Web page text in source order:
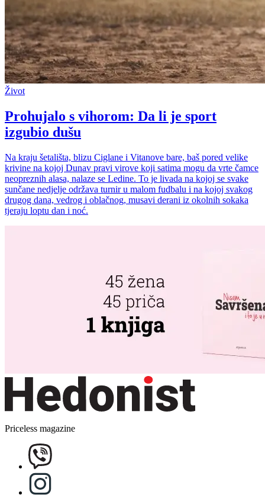
Život
Prohujalo s vihorom: Da li je sport
izgubio dušu
Na kraju šetališta, blizu Ciglane i Vitanove bare, baš pored velike
krivine na kojoj Dunav pravi virove koji satima mogu da vrte čamce
neopreznih alasa, nalaze se Ledine. To je livada na kojoj se svake
sunčane nedjelje održava turnir u malom fudbalu i na kojoj svakog
drugog dana, vedrog i oblačnog, musavi derani iz okolnih sokaka
tjeraju loptu dan i noć.
Priceless magazine